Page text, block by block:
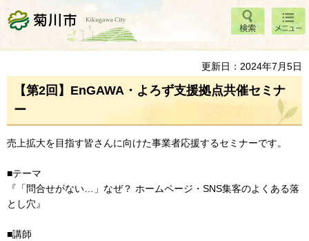
菊川市 検索
メニ
ュー
更新日：2024年7月5日
【第2回】EnGAWA・よろず支援拠点共催セミナ
ー
売上拡大を目指す皆さんに向けた事業者応援するセミナーです。
■テーマ
『「問合せがない…」なぜ？ ホームページ・SNS集客のよくある落
とし穴』
■講師